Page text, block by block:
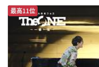
最高11位